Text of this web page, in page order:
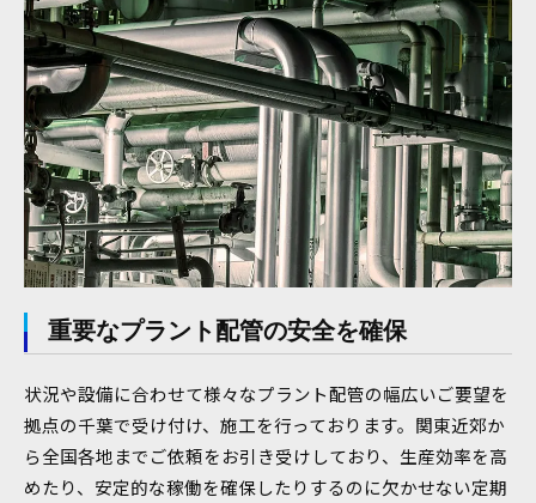
重要なプラント配管の安全を確保
状況や設備に合わせて様々なプラント配管の幅広いご要望を
拠点の千葉で受け付け、施工を行っております。関東近郊か
ら全国各地までご依頼をお引き受けしており、生産効率を高
めたり、安定的な稼働を確保したりするのに欠かせない定期